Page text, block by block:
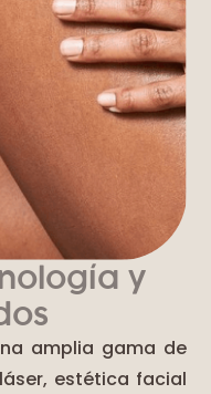
y
amplia gama de
estética facial